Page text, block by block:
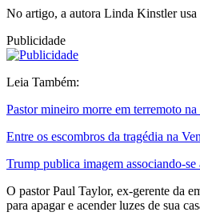
No artigo, a autora Linda Kinstler usa
Publicidade
Leia Também:
Pastor mineiro morre em terremoto na
Entre os escombros da tragédia na
Trump publica imagem associando-
O pastor Paul Taylor, ex-gerente da
para apagar e acender luzes de sua